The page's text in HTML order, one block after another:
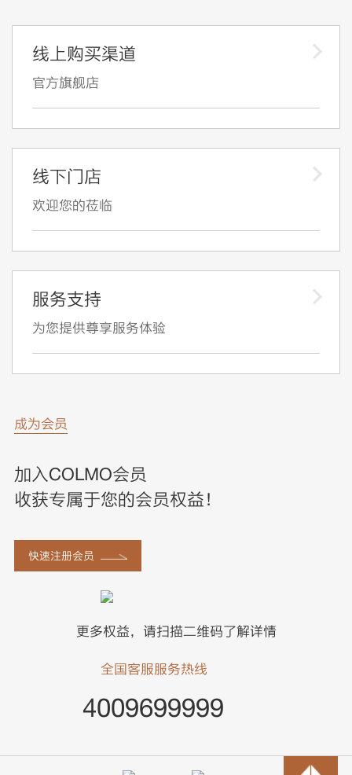
线上购买渠道
官方旗舰店
线下门店
欢迎您的莅临
服务支持
为您提供尊享服务体验
成为会员
加入COLMO会员
收获专属于您的会员权益！
快速注册会员
全国客服服务热线
4009699999
更多权益，请扫描二维码了解详情